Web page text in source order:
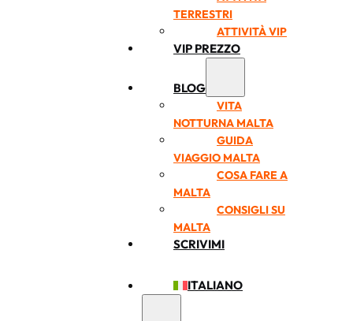
TERRESTRI
ATTIVITÀ VIP
VIP PREZZO
BLOG
VITA
NOTTURNA MALTA
GUIDA
VIAGGIO MALTA
COSA FARE A
MALTA
CONSIGLI SU
MALTA
SCRIVIMI
ITALIANO